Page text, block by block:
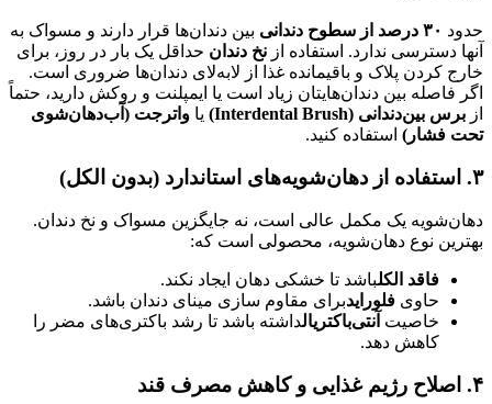
حدود ۳۰ درصد از سطوح دندانی بین دندان‌ها قرار دارند و مسواک به
آنها دسترسی ندارد. استفاده از نخ دندان حداقل یک بار در روز، برای
خارج کردن پلاک و باقیمانده غذا از لابه‌لای دندان‌ها ضروری است.
اگر فاصله بین دندان‌هایتان زیاد است یا ایمپلنت و روکش دارید، حتماً
از برس بین‌دندانی (Interdental Brush) یا واترجت (آب‌دهان‌شوی
تحت فشار) استفاده کنید.
۳. استفاده از دهان‌شویه‌های استاندارد (بدون الکل)
دهان‌شویه یک مکمل عالی است، نه جایگزین مسواک و نخ دندان.
بهترین نوع دهان‌شویه، محصولی است که:
فاقد الکلباشد تا خشکی دهان ایجاد نکند.
حاوی فلورایدبرای مقاوم سازی مینای دندان باشد.
خاصیت آنتی‌باکتریالداشته باشد تا رشد باکتری‌های مضر را
کاهش دهد.
۴. اصلاح رژیم غذایی و کاهش مصرف قند